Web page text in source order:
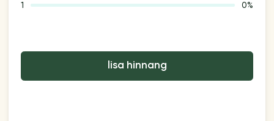
1 0%
lisa hinnang